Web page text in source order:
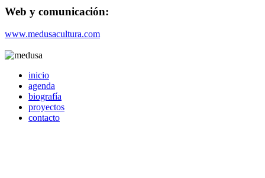
Web y comunicación:
www.medusacultura.com
inicio
agenda
biografía
proyectos
contacto